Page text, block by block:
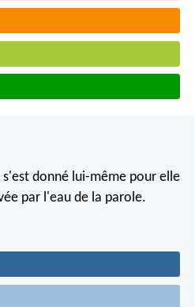
donné lui-même pour elle
par l'eau de la parole.